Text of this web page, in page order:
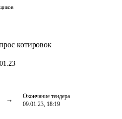
котировок
Окончание тендера
09.01.23, 18:19